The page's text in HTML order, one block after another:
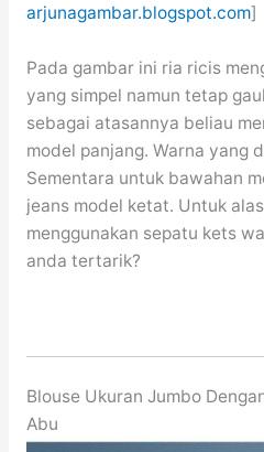
arjunagambar.blogspot.com]
Pada gambar ini ria ricis
yang simpel namun tetap
sebagai atasannya beliau
model panjang. Warna yang
Sementara untuk bawahan
jeans model ketat. Untuk
menggunakan sepatu kets
anda tertarik?
Blouse Ukuran Jumbo
Abu